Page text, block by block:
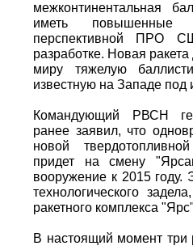
межконтинентальная
иметь повышенные
перспективной ПРО
разработке. Новая
миру тяжелую
известную на Западе
Командующий РВСН
ранее заявил, что
новой
придет на смену
вооружение к 2015 году.
технологического
ракетного комплекса
В настоящий момент три